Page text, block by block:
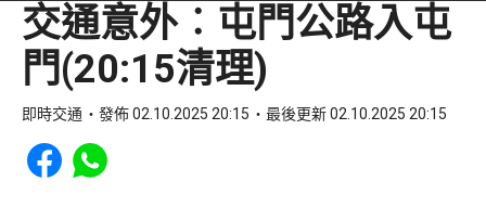
交通意外︰屯門公路入屯
門(20:15清理)
即時交通 發佈 02.10.2025 20:15 最後更新 02.10.2025 20:15
Share to Facebook
Share to WhatsApp